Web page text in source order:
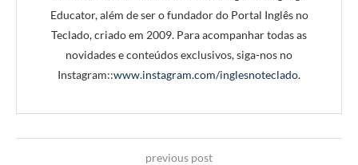
Educator, além de ser o fundador do Portal Inglês no
Teclado, criado em 2009. Para acompanhar todas as
novidades e conteúdos exclusivos, siga-nos no
Instagram::www.instagram.com/inglesnoteclado.
previous post